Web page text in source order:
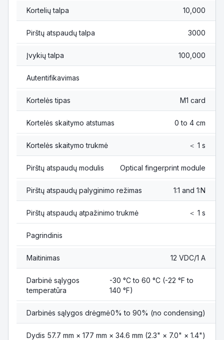
Kortelių talpa 10,000
Pirštų atspaudų talpa 3000
Įvykių talpa 100,000
Autentifikavimas
Kortelės tipas M1 card
Kortelės skaitymo atstumas 0 to 4 cm
Kortelės skaitymo trukmė ＜ 1 s
Pirštų atspaudų modulis Optical fingerprint module
Pirštų atspaudų palyginimo režimas 1:1 and 1:N
Pirštų atspaudų atpažinimo trukmė ＜ 1 s
Pagrindinis
Maitinimas 12 VDC/1 A
Darbinė sąlygos
temperatūra
-30 °C to 60 °C (-22 °F to
140 °F)
Darbinės sąlygos drėgmė0% to 90% (no condensing)
Dydis 57.7 mm × 177 mm × 34.6 mm (2.3" × 7.0" × 1.4")